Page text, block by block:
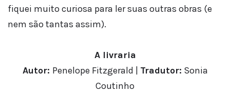
fiquei muito curiosa para ler suas outras obras (e
nem são tantas assim).
A livraria
Autor: Penelope Fitzgerald | Tradutor: Sonia
Coutinho